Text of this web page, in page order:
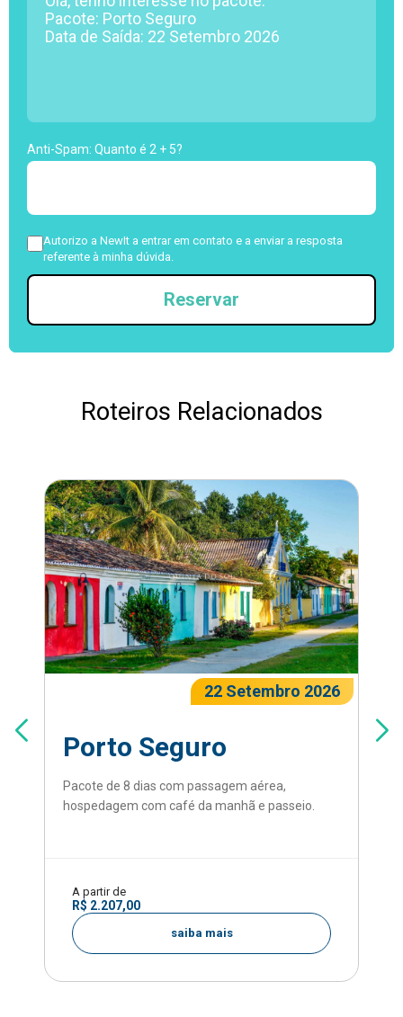
Anti-Spam: Quanto é 2 + 5?
Autorizo a NewIt a entrar em contato e a enviar a resposta
referente à minha dúvida.
Reservar
Roteiros Relacionados
22 Setembro 2026
Porto Seguro
Pacote de 8 dias com passagem aérea,
hospedagem com café da manhã e passeio.
A partir de
R$ 2.207,00
saiba mais